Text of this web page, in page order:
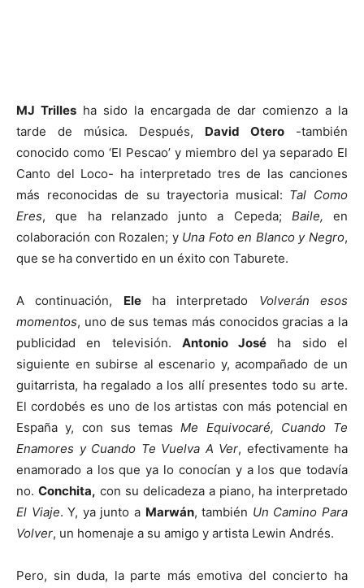
MJ Trillesha sido la encargada de dar comienzo a la
tarde de música. Después, David Otero -también
conocido como ‘El Pescao’ y miembro del ya separado El
Canto del Loco- ha interpretado tres de las canciones
más reconocidas de su trayectoria musical: Tal Como
Eres, que ha relanzado junto a Cepeda; Baile, en
colaboración con Rozalen; y Una Foto en Blanco y Negro,
que se ha convertido en un éxito con Taburete.
A continuación, Eleha interpretado Volverán esos
momentos, uno de sus temas más conocidos gracias a la
publicidad en televisión. Antonio José ha sido el
siguiente en subirse al escenario y, acompañado de un
guitarrista, ha regalado a los allí presentes todo su arte.
El cordobés es uno de los artistas con más potencial en
España y, con sus temasMe Equivocaré, Cuando Te
Enamores y Cuando Te Vuelva A Ver, efectivamente ha
enamorado a los que ya lo conocían y a los que todavía
no. Conchita, con su delicadeza a piano, ha interpretado
El Viaje. Y, ya junto a Marwán, también Un Camino Para
Volver, un homenaje a su amigo y artista Lewin Andrés.
Pero, sin duda, la parte más emotiva del concierto ha